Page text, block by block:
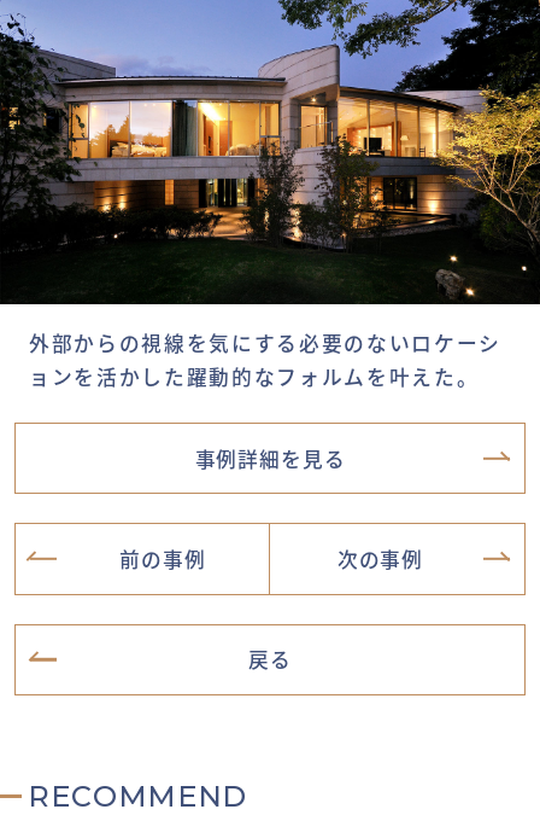
外部からの視線を気にする必要のないロケーシ
ョンを活かした躍動的なフォルムを叶えた。
事例詳細を見る
前の事例 次の事例
戻る
RECOMMEND